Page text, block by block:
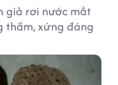
giả rơi nước mắt
thầm, xứng đáng